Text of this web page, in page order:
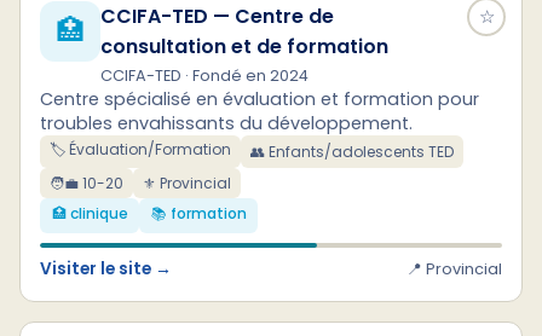
☆
🏥
CCIFA-TED — Centre de
consultation et de formation
CCIFA-TED · Fondé en 2024
Centre spécialisé en évaluation et formation pour
troubles envahissants du développement.
🏷️ Évaluation/Formation
👥 Enfants/adolescents TED
🧑‍💼 10-20
⚜ Provincial
🏥 clinique
📚 formation
Visiter le site → 📍 Provincial